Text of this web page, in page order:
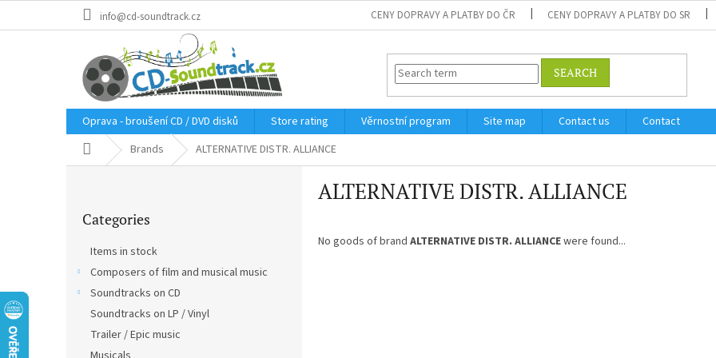
info@cd-soundtrack.cz CENY DOPRAVY A PLATBY DO ČR CENY DOPRAVY A PLATBY DO SR
SEARCH
Oprava - broušení CD / DVD disků Store rating Věrnostní program Site map Contact us
Contact
Home Brands ALTERNATIVE DISTR. ALLIANCE
categories
Categories
Items in stock
Composers of film and musical music
Soundtracks on CD
Soundtracks on LP / Vinyl
Trailer / Epic music
ALTERNATIVE DISTR. ALLIANCE
No goods of brand ALTERNATIVE DISTR. ALLIANCEwere found...